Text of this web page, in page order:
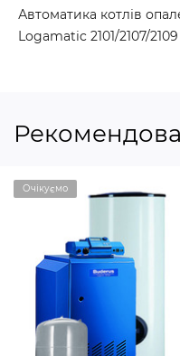
Автоматика котлів
Logamatic 2101/2107/2109
Очікуємо